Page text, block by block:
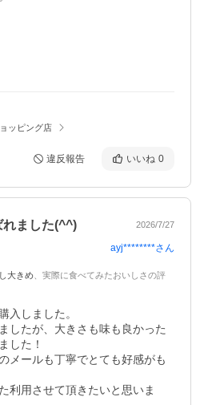
ッピング店
違反報告 いいね 0
れました(^^) 2026/7/27
ayj********さん
大きめ
実際に食べてみたおいしさの評
入しました。
したが、大きさも味も良かった
した！
メールも丁寧でとても好感がも
利用させて頂きたいと思いま